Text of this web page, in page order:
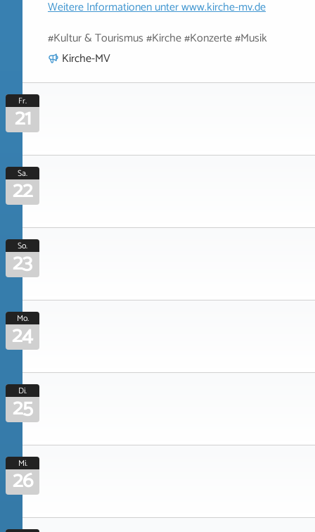
Weitere Informationen unterwww.kirche-mv.de
#Kultur & Tourismus #Kirche #Konzerte #Musik
Kirche-MV
Fr.
21
Sa.
22
So.
23
Mo.
24
Di.
25
Mi.
26